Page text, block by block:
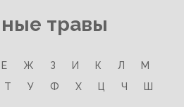
травы
Е Ж З И К Л
М
Т У Ф Х Ц Ч
Ш